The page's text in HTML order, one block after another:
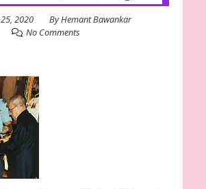
2020 ByHemant Bawankar
No Comments